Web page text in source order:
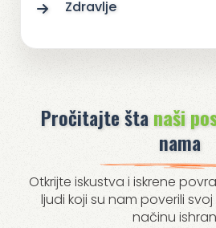
Zdravlje
Pročitajte štanaši
nama
Otkrijte iskustva i iskrene
ljudi koji su nam poverili
načinu